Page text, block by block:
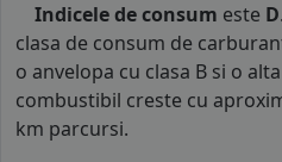
Indicele de consum este D
clasa de consum de
o anvelopa cu clasa B si o
combustibil creste cu
km parcursi.